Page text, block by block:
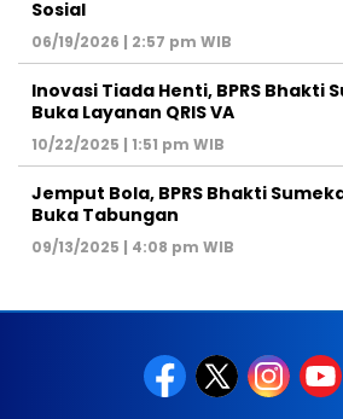
Sosial
06/19/2026 | 2:57 pm WIB
Inovasi Tiada Henti, BPRS Bhakti
Buka Layanan QRIS VA
10/22/2025 | 1:51 pm WIB
Jemput Bola, BPRS Bhakti
Buka Tabungan
09/13/2025 | 4:08 pm WIB